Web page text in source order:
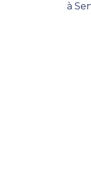
à